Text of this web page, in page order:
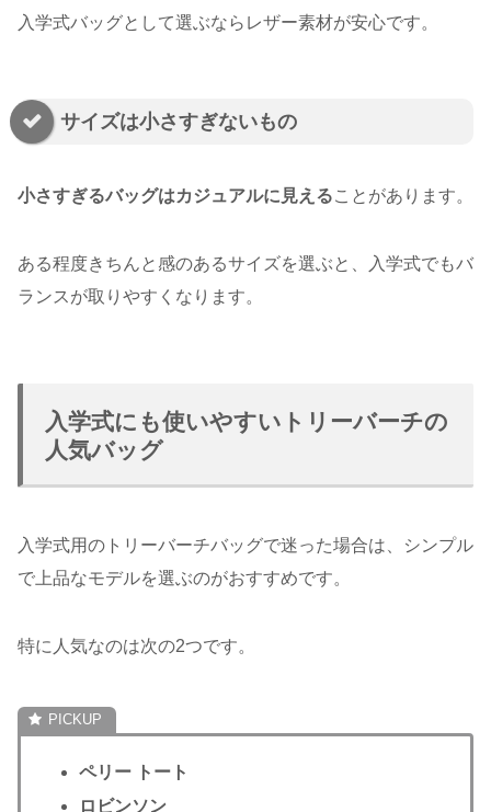
入学式バッグとして選ぶならレザー素材が安心です。
サイズは小さすぎないもの
小さすぎるバッグはカジュアルに見えることがあります。
ある程度きちんと感のあるサイズを選ぶと、入学式でもバ
ランスが取りやすくなります。
入学式にも使いやすいトリーバーチの
人気バッグ
入学式用のトリーバーチバッグで迷った場合は、シンプル
で上品なモデルを選ぶのがおすすめです。
特に人気なのは次の2つです。
ペリー トート
ロビンソン